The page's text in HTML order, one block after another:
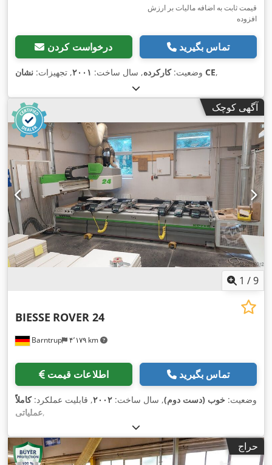
قیمت ثابت به اضافه مالیات بر ارزش
افزوده
درخواست کردن تماس بگیرید
وضعیت:کارکرده, سال ساخت: ۲۰۰۱, تجهیزات: نشان CE,
آگهی کوچک
1 /9
Barntrup ۴٬۱۷۹ km
BIESSE ROVER 24
اطلاعات قیمت تماس بگیرید
وضعیت: خوب (دست دوم), سال ساخت: ۲۰۰۲, قابلیت عملکرد:کاملاً
عملیاتی,
حراج